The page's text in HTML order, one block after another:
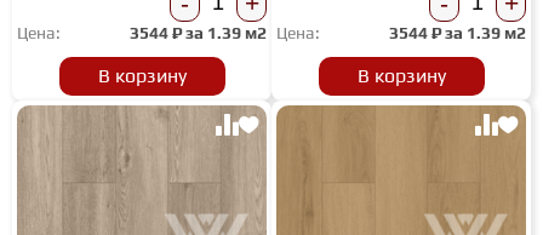
Цена: 3544₽ за 1.39 м2
В корзину
Цена: 3544₽ за 1.39 м2
В корзину